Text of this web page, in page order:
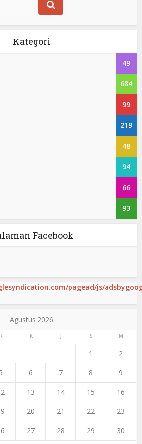
Kategori
49
684
99
219
48
94
66
93
Facebook
pagead/js/
Agustus 2026
R K J S M
1 2
5 6 7 8 9
13 14 15 16
20 21 22 23
27 28 29 30